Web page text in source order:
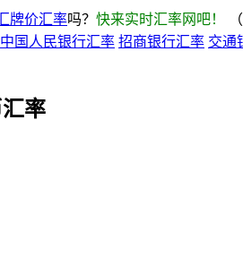
牌价汇率吗？ 快来实时汇率网吧！
中国人民银行汇率 招商银行汇率 交通
率